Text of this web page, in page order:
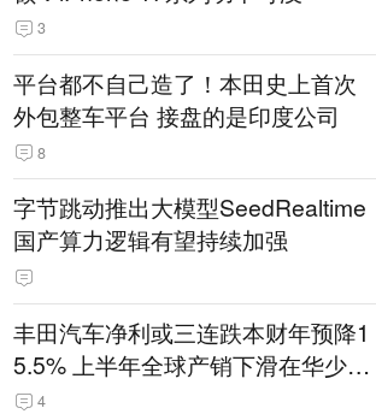
3
平台都不自己造了！本田史上首次
外包整车平台 接盘的是印度公司
8
字节跳动推出大模型SeedRealtime
国产算力逻辑有望持续加强
丰田汽车净利或三连跌本财年预降1
5.5% 上半年全球产销下滑在华少卖
14.3万辆
4